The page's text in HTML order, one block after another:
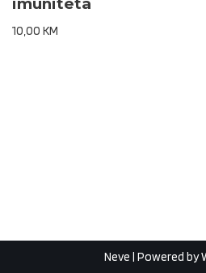
10,00 KM
Neve | Powered by